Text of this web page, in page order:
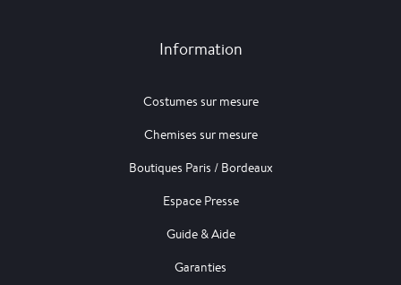
Information
Costumes sur mesure
Chemises sur mesure
Boutiques Paris / Bordeaux
Espace Presse
Guide & Aide
Garanties